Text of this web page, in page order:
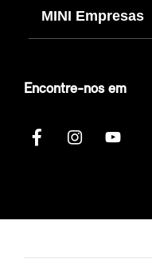
MINI Empresas
Encontre-nos em